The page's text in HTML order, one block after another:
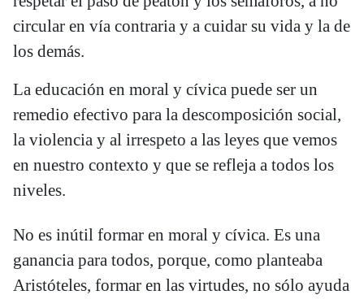
circular en vía contraria y a cuidar su vida y la de
los demás.
La educación en moral y cívica puede ser un
remedio efectivo para la descomposición social,
la violencia y al irrespeto a las leyes que vemos
en nuestro contexto y que se refleja a todos los
niveles.
No es inútil formar en moral y cívica. Es una
ganancia para todos, porque, como planteaba
Aristóteles, formar en las virtudes, no sólo ayuda